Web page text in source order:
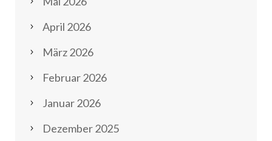
April 2026
März 2026
Februar 2026
Januar 2026
Dezember 2025